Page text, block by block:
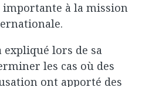
à la mission
expliqué lors de sa
les cas où des
ont apporté des